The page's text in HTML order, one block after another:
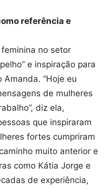
referência e
no setor
e inspiração para
“Hoje eu
de mulheres
diz ela,
que inspiraram
fortes cumpriram
muito anterior e
como Kátia Jorge e
de experiência,